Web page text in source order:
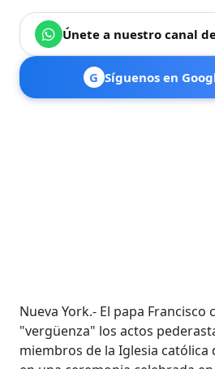
Únete a nuestro canal
G Síguenos en
Nueva York.- El papa Francisco
"vergüenza" los actos
miembros de la Iglesia católica